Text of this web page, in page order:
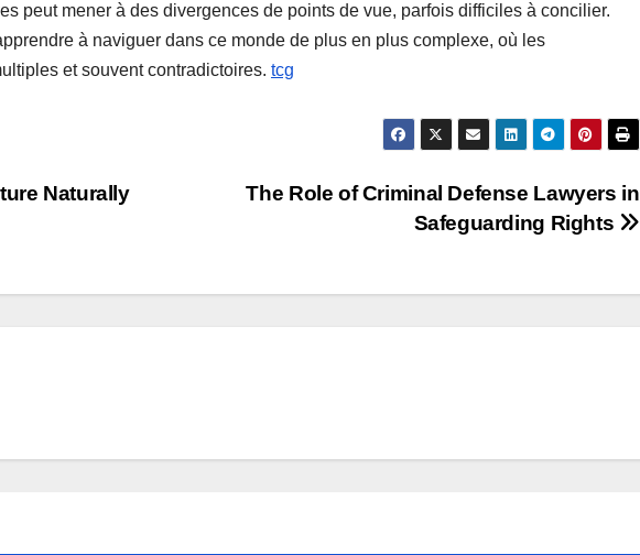
peut mener à des divergences de points de vue, parfois difficiles à concilier.
à naviguer dans ce monde de plus en plus complexe, où les
et souvent contradictoires. tcg
The Role of Criminal Defense Lawyers in
Safeguarding Rights
Naturally